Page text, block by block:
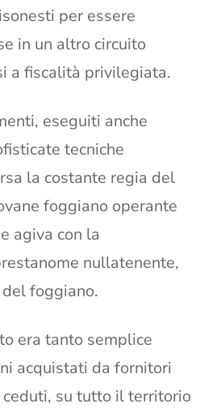
per essere
in un altro circuito
a fiscalità privilegiata.
eseguiti anche
tecniche
la costante regia del
foggiano operante
agiva con la
nullatenente,
del foggiano.
era tanto semplice
acquistati da fornitori
su tutto il territorio